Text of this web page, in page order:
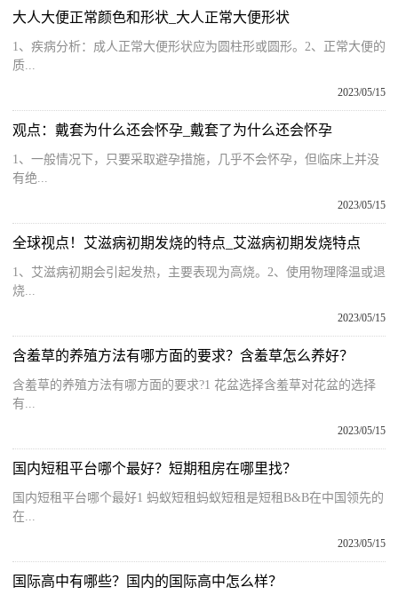
大人大便正常颜色和形状_大人正常大便形状
1、疾病分析：成人正常大便形状应为圆柱形或圆形。2、正常大便的
质...
2023/05/15
观点：戴套为什么还会怀孕_戴套了为什么还会怀孕
1、一般情况下，只要采取避孕措施，几乎不会怀孕，但临床上并没
有绝...
2023/05/15
全球视点！艾滋病初期发烧的特点_艾滋病初期发烧特点
1、艾滋病初期会引起发热，主要表现为高烧。2、使用物理降温或退
烧...
2023/05/15
含羞草的养殖方法有哪方面的要求？含羞草怎么养好？
含羞草的养殖方法有哪方面的要求?1 花盆选择含羞草对花盆的选择
有...
2023/05/15
国内短租平台哪个最好？短期租房在哪里找？
国内短租平台哪个最好1 蚂蚁短租蚂蚁短租是短租B&B在中国领先的
在...
2023/05/15
国际高中有哪些？国内的国际高中怎么样？